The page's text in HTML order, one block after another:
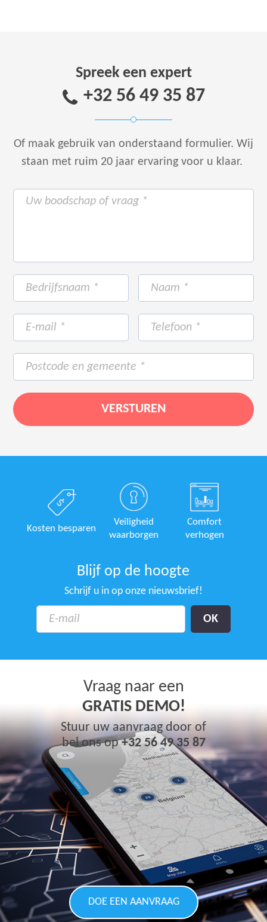
Spreek een expert
+32 56 49 35 87
Of maak gebruik van onderstaand formulier. Wij
staan met ruim 20 jaar ervaring voor u klaar.
Kosten besparen
Veiligheid
waarborgen
Comfort
verhogen
Blijf op de hoogte
Schrijf u in op onze nieuwsbrief!
Vraag naar een
GRATIS DEMO!
Stuur uw aanvraag door of
bel ons op+32 56 49 35 87
DOE EEN AANVRAAG